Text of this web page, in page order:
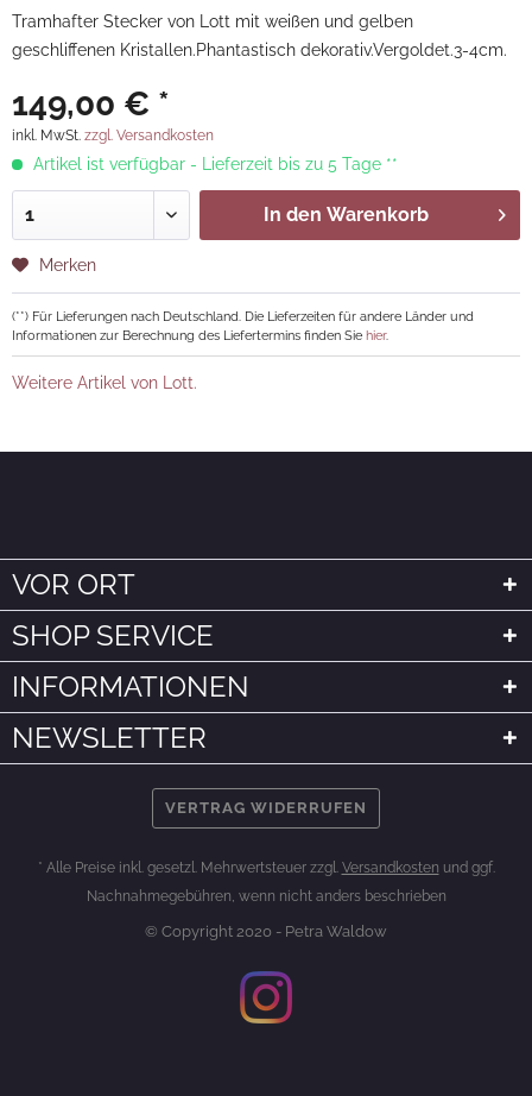
Tramhafter Stecker von Lott mit weißen und gelben
geschliffenen Kristallen.Phantastisch dekorativ.Vergoldet.3-4cm.
149,00 € *
inkl. MwSt. zzgl. Versandkosten
Artikel ist verfügbar - Lieferzeit bis zu 5 Tage **
In den Warenkorb
Merken
(**) Für Lieferungen nach Deutschland. Die Lieferzeiten für andere Länder und
Informationen zur Berechnung des Liefertermins finden Sie hier.
Weitere Artikel von Lott.
VOR ORT
SHOP SERVICE
INFORMATIONEN
NEWSLETTER
VERTRAG WIDERRUFEN
* Alle Preise inkl. gesetzl. Mehrwertsteuer zzgl. Versandkosten und ggf.
Nachnahmegebühren, wenn nicht anders beschrieben
© Copyright 2020 - Petra Waldow